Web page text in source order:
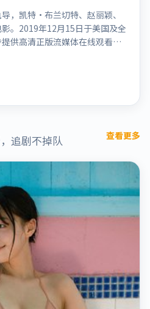
，凯特·布兰切特、赵丽颖、
。2019年12月15日于美国及全
供高清正版流媒体在线观看。
人物关系真实可信，适合喜欢
索「烈日晨星」「顾长卫」
2019-12-15上映」等关键词的
追剧不掉队 查看更多